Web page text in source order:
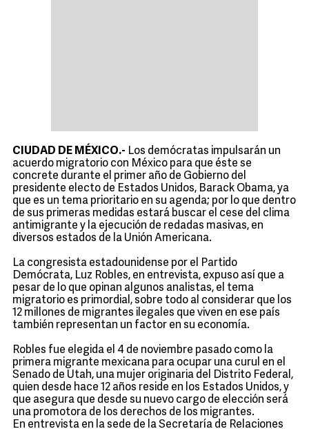
CIUDAD DE MÉXICO.- Los demócratas impulsarán un
acuerdo migratorio con México para que éste se
concrete durante el primer año de Gobierno del
presidente electo de Estados Unidos, Barack Obama, ya
que es un tema prioritario en su agenda; por lo que dentro
de sus primeras medidas estará buscar el cese del clima
antimigrante y la ejecución de redadas masivas, en
diversos estados de la Unión Americana.
La congresista estadounidense por el Partido
Demócrata, Luz Robles, en entrevista, expuso así que a
pesar de lo que opinan algunos analistas, el tema
migratorio es primordial, sobre todo al considerar que los
12 millones de migrantes ilegales que viven en ese país
también representan un factor en su economía.
Robles fue elegida el 4 de noviembre pasado como la
primera migrante mexicana para ocupar una curul en el
Senado de Utah, una mujer originaria del Distrito Federal,
quien desde hace 12 años reside en los Estados Unidos, y
que asegura que desde su nuevo cargo de elección será
una promotora de los derechos de los migrantes.
En entrevista en la sede de la Secretaría de Relaciones